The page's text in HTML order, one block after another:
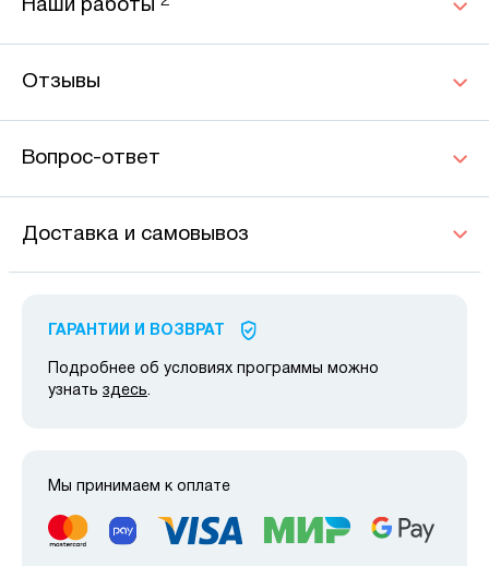
Наши работы
Отзывы
Вопрос-ответ
Доставка и самовывоз
ГАРАНТИИ И ВОЗВРАТ
Подробнее об условиях программы можно
узнать здесь.
Мы принимаем к оплате